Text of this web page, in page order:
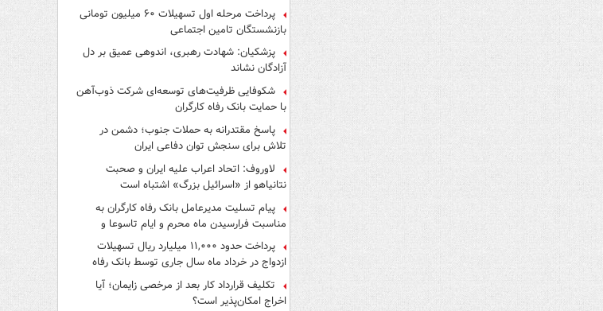
پرداخت مرحله اول تسهیلات ۶۰ میلیون تومانی
بازنشستگان تامین اجتماعی
پزشکیان: شهادت رهبری، اندوهی عمیق بر دل
آزادگان نشاند
شکوفایی ظرفیت‌های توسعه‌ای شرکت ذوب‌آهن
با حمایت‌ بانک رفاه کارگران
پاسخ مقتدرانه به حملات جنوب؛ دشمن در
تلاش برای سنجش توان دفاعی ایران
لاوروف: اتحاد اعراب علیه ایران و صحبت
نتانیاهو از «اسرائیل بزرگ» اشتباه است
پیام تسلیت مدیرعامل بانک رفاه کارگران به
مناسبت فرارسیدن ماه محرم و ایام تاسوعا و
عاشورای حسینی
پرداخت حدود ۱۱,۰۰۰ میلیارد ریال تسهیلات
ازدواج در خرداد ماه سال جاری توسط بانک رفاه
کارگران
تکلیف قرارداد کار بعد از مرخصی زایمان؛ آیا
اخراج امکان‌پذیر است؟